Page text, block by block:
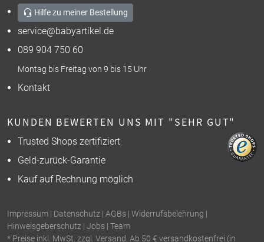
Hilfe zu meiner Bestellung
service@babyartikel.de
089 904 750 60
Montag bis Freitag von 9 bis 15 Uhr
Kontakt
KUNDEN BEWERTEN UNS MIT "SEHR GUT"
Trusted Shops zertifiziert
Geld-zurück-Garantie
Kauf auf Rechnung möglich
Impressum | Datenschutz | AGBs | Widerrufsbelehrung |
Hinweisgeberschutz | Jobs | Team
* Preise inkl. MwSt. zzgl. Versand. Ab 50 € versandkostenfrei (in